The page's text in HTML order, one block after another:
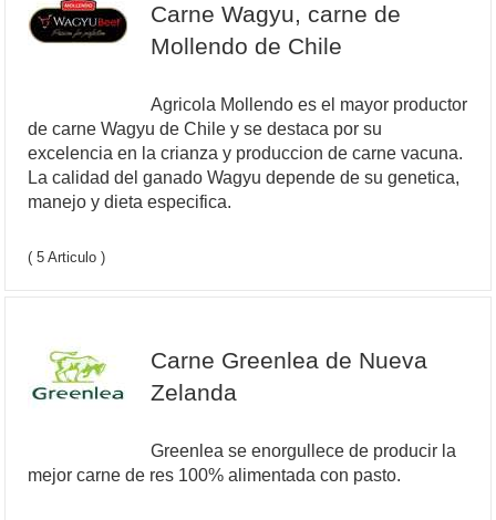
Carne Wagyu, carne de
Mollendo de Chile
Agricola Mollendo es el mayor productor
de carne Wagyu de Chile y se destaca por su
excelencia en la crianza y produccion de carne vacuna.
La calidad del ganado Wagyu depende de su genetica,
manejo y dieta especifica.
( 5 Articulo )
Carne Greenlea de Nueva
Zelanda
Greenlea se enorgullece de producir la
mejor carne de res 100% alimentada con pasto.